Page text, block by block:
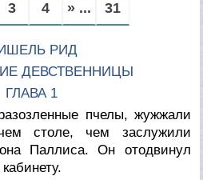
3 4 » ... 31
РИД
ДЕВСТВЕННИЦЫ
ГЛАВА 1
пчелы, жужжали
столе, чем заслужили
Паллиса. Он отодвинул